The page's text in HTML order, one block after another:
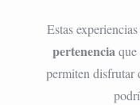
Estas
pertenencia
permiten disfrutar